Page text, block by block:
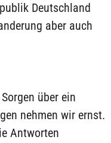
Deutschland
aber auch
über ein
nehmen wir ernst.
Antworten